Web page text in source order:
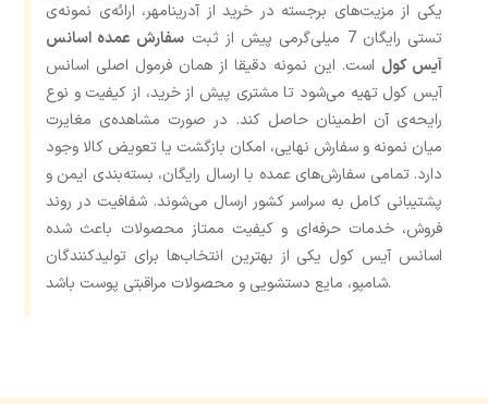
یکی از مزیت‌های برجسته در خرید از آدرینامهر، ارائه‌ی نمونه‌ی
تستی رایگان 7 میلی‌گرمی پیش از ثبت
سفارش عمده اسانس
آیس کول است. این نمونه دقیقا از همان فرمول اصلی اسانس
آیس کول تهیه می‌شود تا مشتری پیش از خرید، از کیفیت و نوع
رایحه‌ی آن اطمینان حاصل کند. در صورت مشاهده‌ی مغایرت
میان نمونه و سفارش نهایی، امکان بازگشت یا تعویض کالا وجود
دارد. تمامی سفارش‌های عمده با ارسال رایگان، بسته‌بندی ایمن و
پشتیبانی کامل به سراسر کشور ارسال می‌شوند. شفافیت در روند
فروش، خدمات حرفه‌ای و کیفیت ممتاز محصولات باعث شده
اسانس آیس کول یکی از بهترین انتخاب‌ها برای تولیدکنندگان
شامپو، مایع دستشویی و محصولات مراقبتی پوست باشد.